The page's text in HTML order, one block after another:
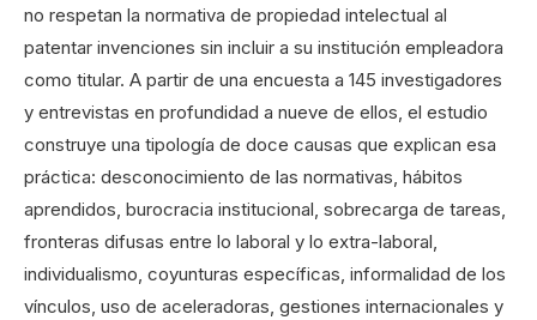
no respetan la normativa de propiedad intelectual al
patentar invenciones sin incluir a su institución empleadora
como titular. A partir de una encuesta a 145 investigadores
y entrevistas en profundidad a nueve de ellos, el estudio
construye una tipología de doce causas que explican esa
práctica: desconocimiento de las normativas, hábitos
aprendidos, burocracia institucional, sobrecarga de tareas,
fronteras difusas entre lo laboral y lo extra-laboral,
individualismo, coyunturas específicas, informalidad de los
vínculos, uso de aceleradoras, gestiones internacionales y